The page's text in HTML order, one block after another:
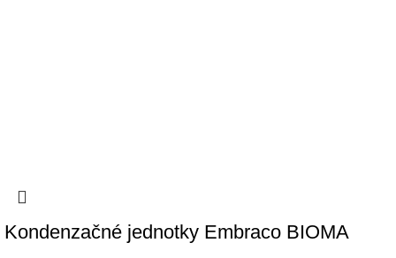
Kondenzačné jednotky Embraco BIOMA